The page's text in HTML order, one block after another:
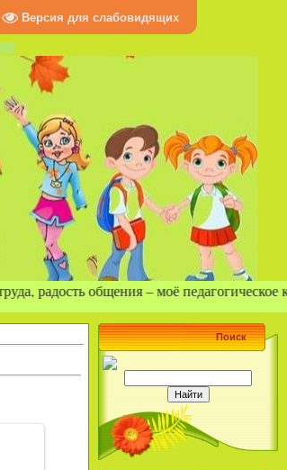
Версия для слабовидящих
общения – моё педагогическое кредо.
Поиск
В Рязанской области начала
работу система
персонифицированного
финансирования дополнительного
образования детей,
ребенок независимо от
финансового положения своей
семьи сможет заниматься в
кружках и секциях. Чтобы
получить сертификат
дополнительного образования и
начать обучение, родителям